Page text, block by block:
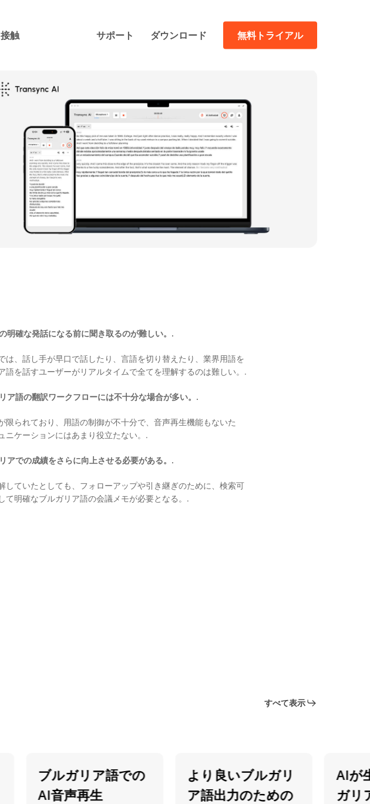
接触 サポート ダウンロード 無料トライアル
明確な発話になる前に聞き取るのが難しい。.
は、話し手が早口で話したり、言語を切り替えたり、業界用語を
語を話すユーザーがリアルタイムで全てを理解するのは難しい。.
ア語の翻訳ワークフローには不十分な場合が多い。.
限られており、用語の制御が不十分で、音声再生機能もないた
ニケーションにはあまり役立たない。.
アでの成績をさらに向上させる必要がある。.
していたとしても、フォローアップや引き継ぎのために、検索可
て明確なブルガリア語の会議メモが必要となる。.
すべて表示
ブルガリア語での
AI音声再生
より良いブルガリ
ア語出力のための
AIが生
ガリア